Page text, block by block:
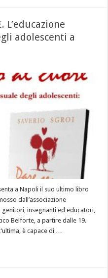
L’educazione
adolescenti a
a Napoli il suo ultimo libro
dall’associazione
genitori, insegnanti ed educatori,
Belforte, a partire dalle 19.
è capace di …